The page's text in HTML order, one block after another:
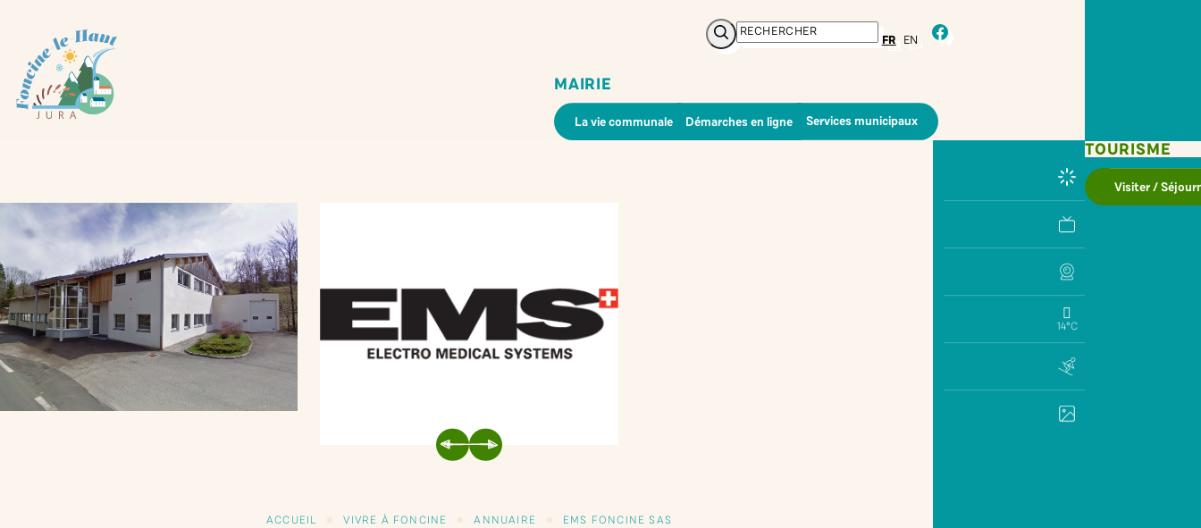
Rechercher FR EN facebook
MAIRIE
La vie communale Démarches en ligne Services municipaux
TOURISME
Visiter /
14°C
PRÉCÉDENT
SUIVANT
ACCUEIL VIVRE À FONCINE ANNUAIRE EMS FONCINE SAS